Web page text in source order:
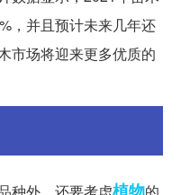
，并且预计未来几年还
市场将迎来更多优质的
种外，还要考虑植物的